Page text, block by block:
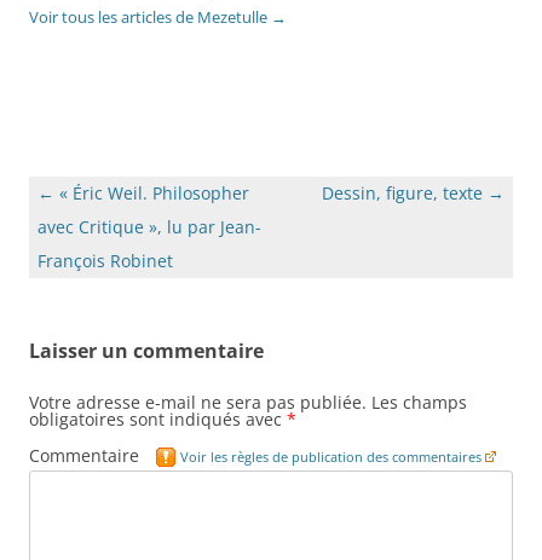
Voir tous les articles de Mezetulle →
Navigation
des
articles
← « Éric Weil. Philosopher
avec Critique », lu par Jean-
François Robinet
Dessin, figure, texte →
Laisser un commentaire
Votre adresse e-mail ne sera pas publiée. Les champs
obligatoires sont indiqués avec *
Commentaire
Voir les règles de publication des commentaires